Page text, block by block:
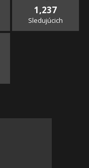
1,237
Sledujúcich